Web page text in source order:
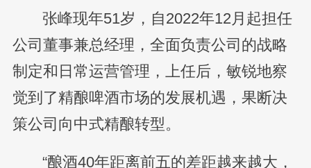
张峰现年51岁，自2022年12月起担任
公司董事兼总经理，全面负责公司的战略
制定和日常运营管理，上任后，敏锐地察
觉到了精酿啤酒市场的发展机遇，果断决
策公司向中式精酿转型。
“酿酒40年距离前五的差距越来越大，